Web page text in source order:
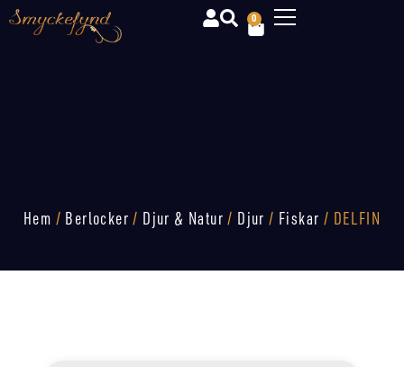
0
Hem / Berlocker / Djur & Natur / Djur / Fiskar / DELFIN